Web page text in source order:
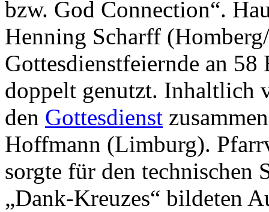
bzw. God Connection“.
Henning Scharff
Gottesdienstfeiernde an
doppelt genutzt. Inhaltlich
den Gottesdienst
Hoffmann (Limburg).
sorgte für den
„Dank-Kreuzes“ bildeten